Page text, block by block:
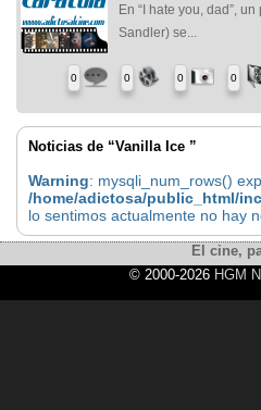
En “I hate you, dad”,
Sandler) se...
0 0 0 0
Noticias de “Vanilla Ice ”
Warning: mysqli_num_rows()
/home/adictosa/public_html/
lo sentimos actualmente no hay
El cine,
© 2000-2026 HGM